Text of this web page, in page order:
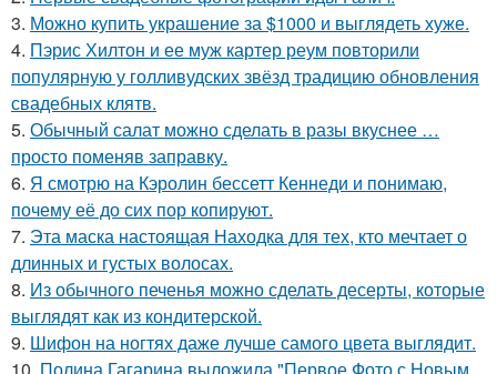
3. Можно купить украшение за $1000 и выглядеть хуже.
4. Пэрис Хилтон и ее муж картер реум повторили
популярную у голливудских звёзд традицию обновления
свадебных клятв.
5. Обычный салат можно сделать в разы вкуснее …
просто поменяв заправку.
6. Я смотрю на Кэролин бессетт Кеннеди и понимаю,
почему её до сих пор копируют.
7. Эта маска настоящая Находка для тех, кто мечтает о
длинных и густых волосах.
8. Из обычного печенья можно сделать десерты, которые
выглядят как из кондитерской.
9. Шифон на ногтях даже лучше самого цвета выглядит.